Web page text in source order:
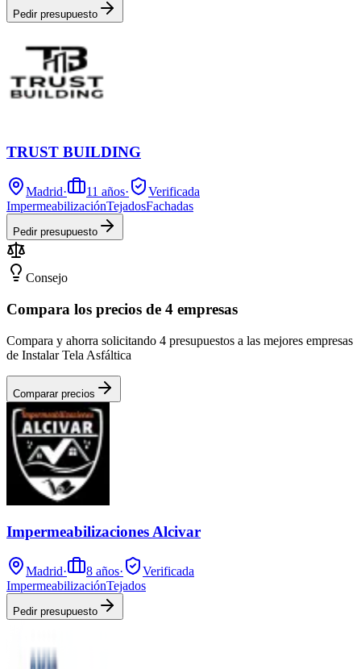
Pedir presupuesto
TRUST BUILDING
Madrid· 11 años·
Verificada
ImpermeabilizaciónTejadosFachadas
Pedir presupuesto
Consejo
Compara los precios de 4 empresas
Compara y ahorra solicitando 4 presupuestos a las mejores empresas
de Instalar Tela Asfáltica
Comparar precios
Impermeabilizaciones Alcivar
Madrid· 8 años·
Verificada
ImpermeabilizaciónTejados
Pedir presupuesto